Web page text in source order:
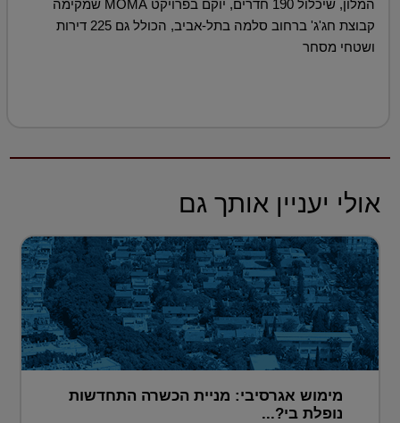
המלון, שיכלול 190 חדרים, יוקם בפרויקט MOMA שמקימה
קבוצת חג'ג' ברחוב סלמה בתל-אביב, הכולל גם 225 דירות
ושטחי מסחר
אולי יעניין אותך גם
מימוש אגרסיבי: מניית הכשרה התחדשות
נופלת בי?...